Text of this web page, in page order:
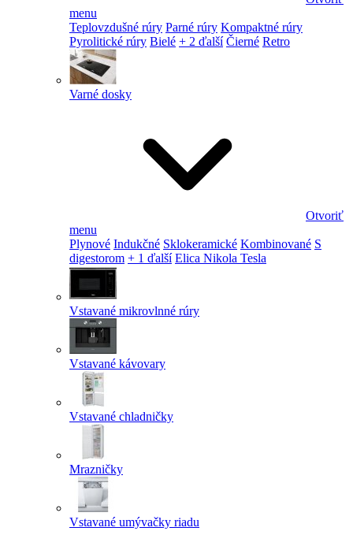
menu
Teplovzdušné rúry Parné rúry Kompaktné rúry
Pyrolitické rúry Bielé + 2 ďalší Čierné Retro
Varné dosky
Otvoriť
menu
Plynové Indukčné Sklokeramické Kombinované S
digestorom + 1 ďalší Elica Nikola Tesla
Vstavané mikrovlnné rúry
Vstavané kávovary
Vstavané chladničky
Mrazničky
Vstavané umývačky riadu